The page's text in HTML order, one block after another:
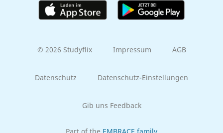
© 2026 Studyflix Impressum AGB
Datenschutz Datenschutz-Einstellungen
Gib uns Feedback